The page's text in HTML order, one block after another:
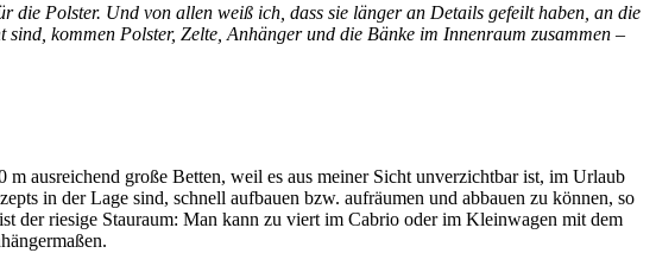
die Polster. Und von allen weiß ich, dass sie länger an Details gefeilt haben, an die
kommen Polster, Zelte, Anhänger und die Bänke im Innenraum zusammen –
ausreichend große Betten, weil es aus meiner Sicht unverzichtbar ist, im Urlaub
in der Lage sind, schnell aufbauen bzw. aufräumen und abbauen zu können, so
der riesige Stauraum: Man kann zu viert im Cabrio oder im Kleinwagen mit dem